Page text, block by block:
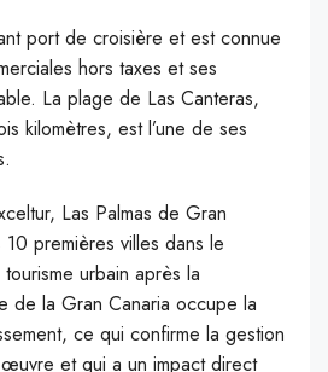
port de croisière et est connue
hors taxes et ses
La plage de Las Canteras,
kilomètres, est l’une de ses
Las Palmas de Gran
10 premières villes dans le
urbain après la
de la Gran Canaria occupe la
ce qui confirme la gestion
et qui a un impact direct